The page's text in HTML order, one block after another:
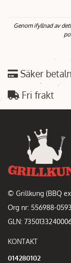
Genom ifyllnad av
Säker
Fri frakt
© Grillkung (BBQ
Org nr: 556988-0593
GLN:
KONTAKT
014280102